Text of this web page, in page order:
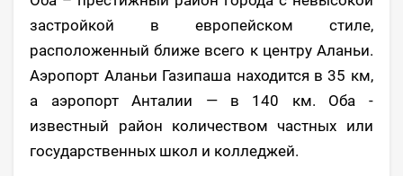
застройкой в европейском стиле,
расположенный ближе всего к центру Аланьи.
Аэропорт Аланьи Газипаша находится в 35 км,
а аэропорт Анталии — в 140 км. Оба -
известный район количеством частных или
государственных школ и колледжей.